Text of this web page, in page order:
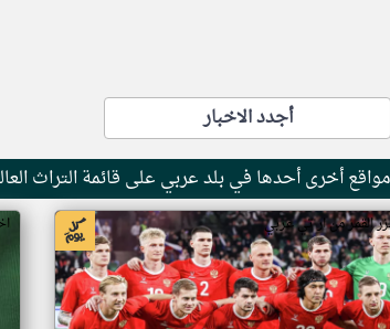
أجدد الاخبار
أخرى أحدها في بلد عربي على قائمة التراث
القمر من ار تي عربي